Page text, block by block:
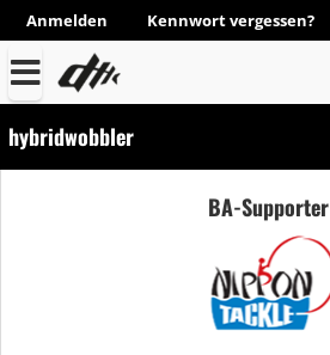
Anmelden Kennwort vergessen?
hybridwobbler
BA-Supporter